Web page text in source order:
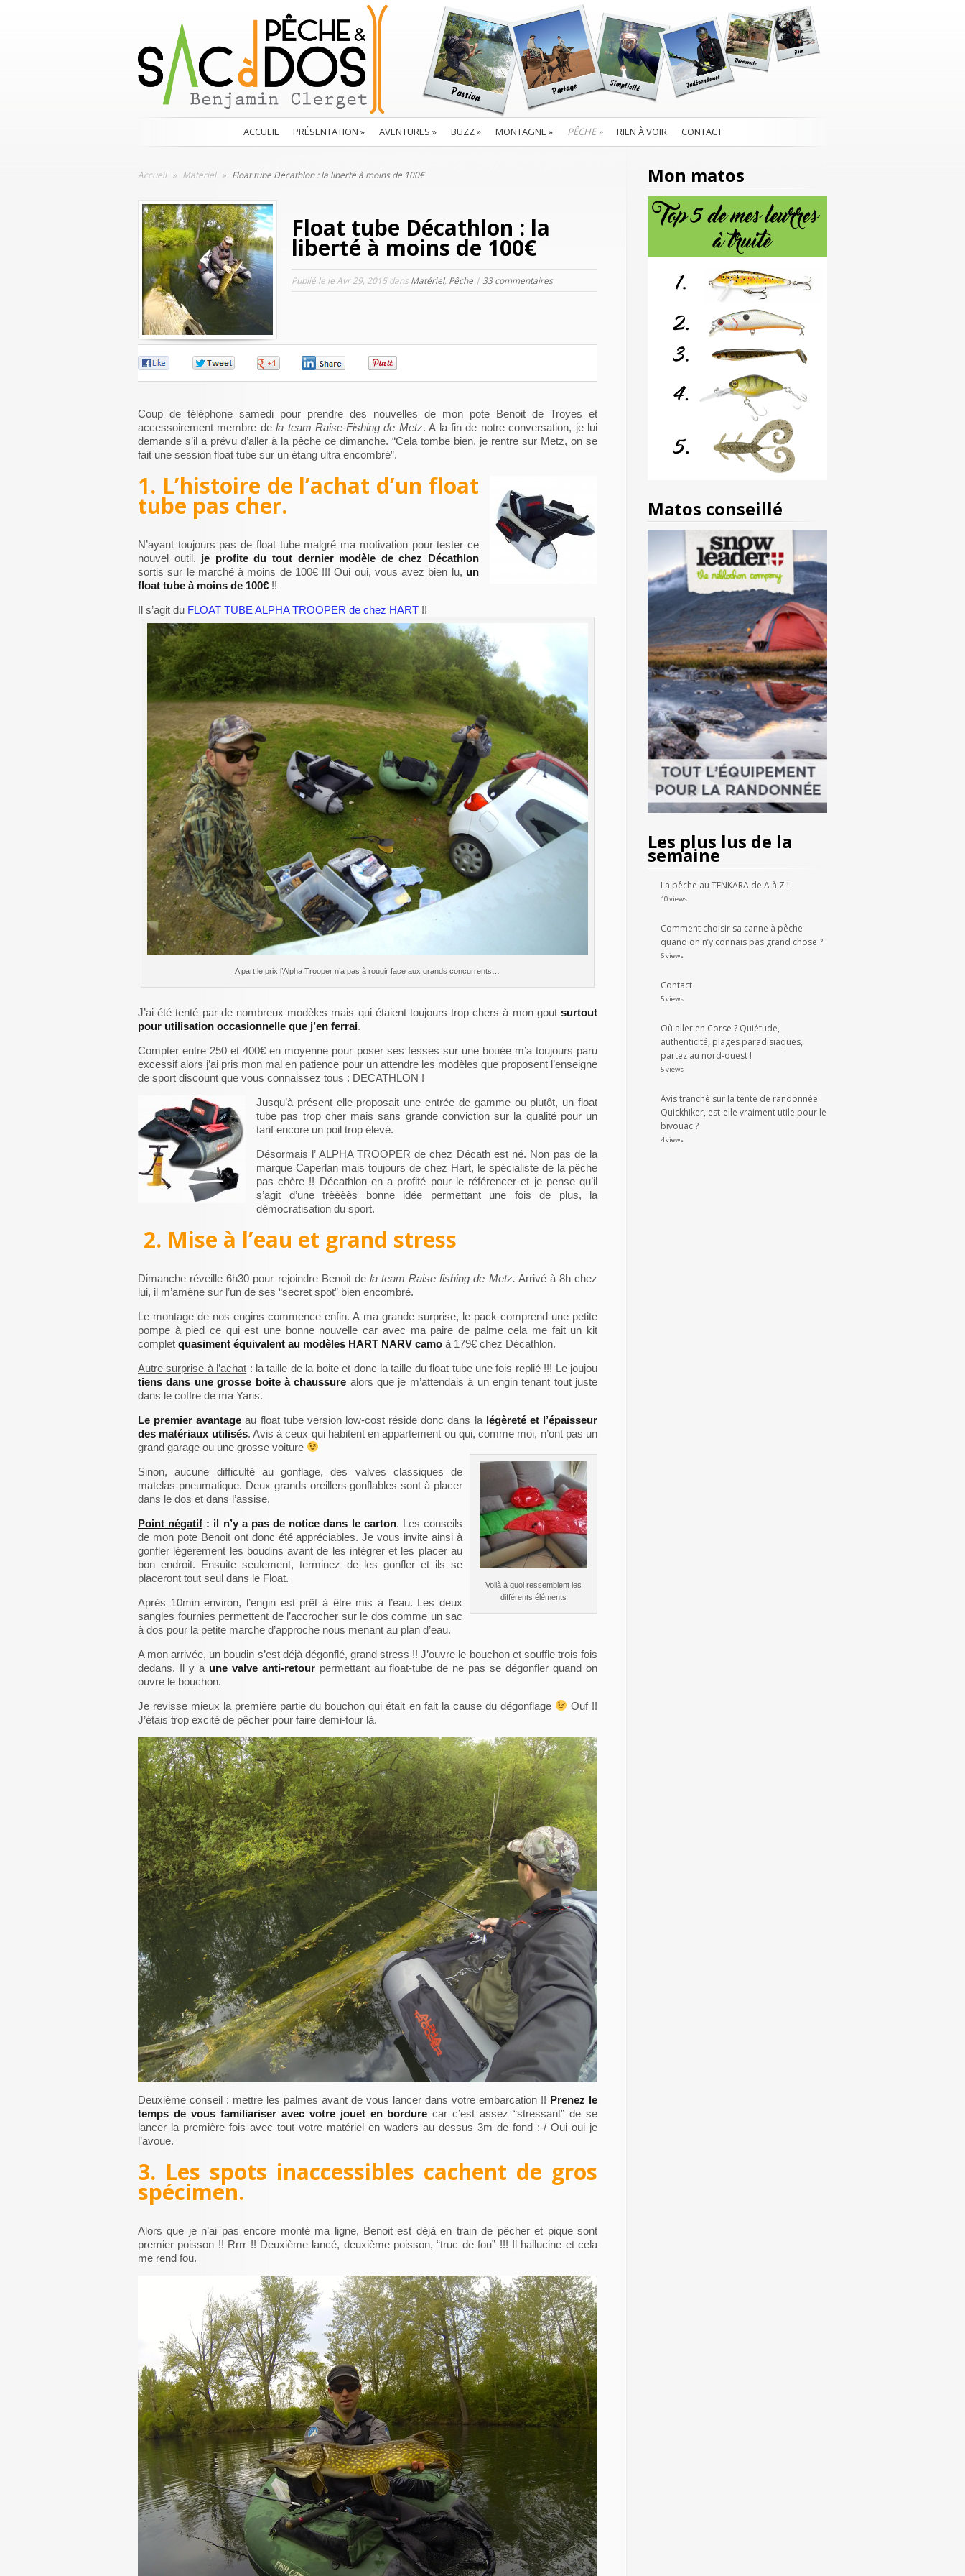
ACCUEIL PRÉSENTATION » AVENTURES » BUZZ» MONTAGNE » PÊCHE» RIEN À VOIR CONTACT
Accueil » Matériel » Float tube Décathlon : la liberté à moins de 100€
Float tube Décathlon : la
liberté à moins de 100€
Publié le le Avr 29, 2015 dans Matériel, Pêche | 33 commentaires
Coup de téléphone samedi pour prendre des nouvelles de mon pote Benoit de Troyes et
accessoirement membre dela team Raise-Fishing de Metz. A la fin de notre conversation, je lui
demande s’il a prévu d’aller à la pêche ce dimanche. “Cela tombe bien, je rentre sur Metz, on se
fait une session float tube sur un étang ultra encombré”.
1. L’histoire de l’achat d’un float
tube pas cher.
N’ayant toujours pas de float tube malgré ma motivation pour tester ce
nouvel outil, je profite du tout dernier modèle de chez Décathlon
sortis sur le marché à moins de 100€ !!! Oui oui, vous avez bien lu, un
float tube à moins de 100€ !!
Il s’agit du FLOAT TUBE ALPHA TROOPER de chez HART !!
A part le prix l’Alpha Trooper n’a pas à rougir face aux grands concurrents…
J’ai été tenté par de nombreux modèles mais qui étaient toujours trop chers à mon gout surtout
pour utilisation occasionnelle que j’en ferrai.
Compter entre 250 et 400€ en moyenne pour poser ses fesses sur une bouée m’a toujours paru
excessif alors j’ai pris mon mal en patience pour un attendre les modèles que proposent l’enseigne
de sport discount que vous connaissez tous : DECATHLON !
Jusqu’à présent elle proposait une entrée de gamme ou plutôt, un float
tube pas trop cher mais sans grande conviction sur la qualité pour un
tarif encore un poil trop élevé.
Désormais l’ ALPHA TROOPER de chez Décath est né. Non pas de la
marque Caperlan mais toujours de chez Hart, le spécialiste de la pêche
pas chère !! Décathlon en a profité pour le référencer et je pense qu’il
s’agit d’une trèèèès bonne idée permettant une fois de plus, la
démocratisation du sport.
2. Mise à l’eau et grand stress
Dimanche réveille 6h30 pour rejoindre Benoit de la team Raise fishing de Metz. Arrivé à 8h chez
lui, il m’amène sur l’un de ses “secret spot” bien encombré.
Le montage de nos engins commence enfin. A ma grande surprise, le pack comprend une petite
pompe à pied ce qui est une bonne nouvelle car avec ma paire de palme cela me fait un kit
complet quasiment équivalent au modèles HART NARV camo à 179€ chez Décathlon.
Autre surprise à l’achat : la taille de la boite et donc la taille du float tube une fois replié !!! Le joujou
tiens dans une grosse boite à chaussure alors que je m’attendais à un engin tenant tout juste
dans le coffre de ma Yaris.
Le premier avantage au float tube version low-cost réside donc dans la légèreté et l’épaisseur
des matériaux utilisés. Avis à ceux qui habitent en appartement ou qui, comme moi, n’ont pas un
grand garage ou une grosse voiture
Voilà à quoi ressemblent les
différents éléments
Sinon, aucune difficulté au gonflage, des valves classiques de
matelas pneumatique. Deux grands oreillers gonflables sont à placer
dans le dos et dans l’assise.
Point négatif : il n’y a pas de notice dans le carton. Les conseils
de mon pote Benoit ont donc été appréciables. Je vous invite ainsi à
gonfler légèrement les boudins avant de les intégrer et les placer au
bon endroit. Ensuite seulement, terminez de les gonfler et ils se
placeront tout seul dans le Float.
Après 10min environ, l’engin est prêt à être mis à l’eau. Les deux
sangles fournies permettent de l’accrocher sur le dos comme un sac
à dos pour la petite marche d’approche nous menant au plan d’eau.
A mon arrivée, un boudin s’est déjà dégonflé, grand stress !! J’ouvre le bouchon et souffle trois fois
dedans. Il y a une valve anti-retourpermettant au float-tube de ne pas se dégonfler quand on
ouvre le bouchon.
Je revisse mieux la première partie du bouchon qui était en fait la cause du dégonflage
Ouf !!
J’étais trop excité de pêcher pour faire demi-tour là.
Deuxième conseil : mettre les palmes avant de vous lancer dans votre embarcation !! Prenez le
temps de vous familiariser avec votre jouet en bordure car c’est assez “stressant” de se
lancer la première fois avec tout votre matériel en waders au dessus 3m de fond :-/ Oui oui je
l’avoue.
3. Les spots inaccessibles cachent de gros
spécimen.
Alors que je n’ai pas encore monté ma ligne, Benoit est déjà en train de pêcher et pique sont
premier poisson !! Rrrr !! Deuxième lancé, deuxième poisson, “truc de fou” !!! Il hallucine et cela
me rend fou.
Mon matos
Matos conseillé
Les plus lus de la
semaine
La pêche au TENKARA de A à Z !
10 views
Comment choisir sa canne à pêche
quand on n’y connais pas grand chose ?
6 views
Contact
5 views
Où aller en Corse ? Quiétude,
authenticité, plages paradisiaques,
partez au nord-ouest !
5 views
Avis tranché sur la tente de randonnée
Quickhiker, est-elle vraiment utile pour le
bivouac ?
4 views